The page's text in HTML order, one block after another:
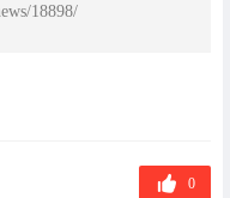
18898/
0